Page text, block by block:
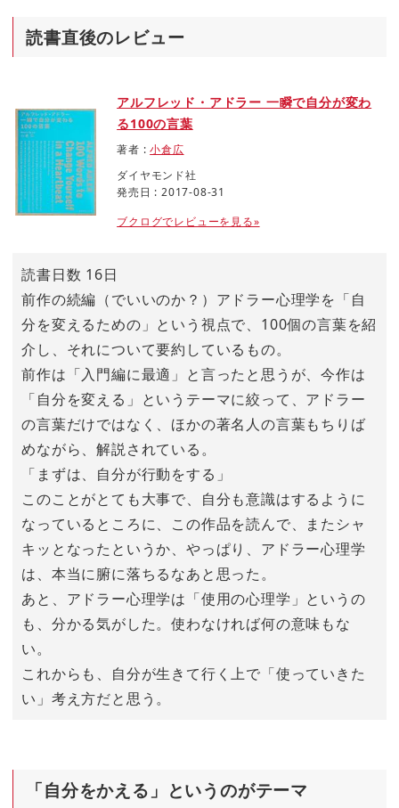
読書直後のレビュー
アルフレッド・アドラー 一瞬で自分が変わ
る100の言葉
著者 :小倉広
ダイヤモンド社
発売日 : 2017-08-31
ブクログでレビューを見る»
読書日数 16日
前作の続編（でいいのか？）アドラー心理学を「自
分を変えるための」という視点で、100個の言葉を紹
介し、それについて要約しているもの。
前作は「入門編に最適」と言ったと思うが、今作は
「自分を変える」というテーマに絞って、アドラー
の言葉だけではなく、ほかの著名人の言葉もちりば
めながら、解説されている。
「まずは、自分が行動をする」
このことがとても大事で、自分も意識はするように
なっているところに、この作品を読んで、またシャ
キッとなったというか、やっぱり、アドラー心理学
は、本当に腑に落ちるなあと思った。
あと、アドラー心理学は「使用の心理学」というの
も、分かる気がした。使わなければ何の意味もな
い。
これからも、自分が生きて行く上で「使っていきた
い」考え方だと思う。
「自分をかえる」というのがテーマ